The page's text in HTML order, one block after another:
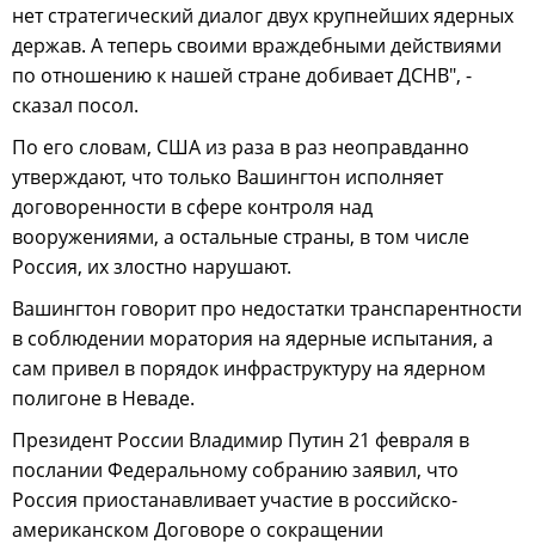
нет стратегический диалог двух крупнейших ядерных
держав. А теперь своими враждебными действиями
по отношению к нашей стране добивает ДСНВ", -
сказал посол.
По его словам, США из раза в раз неоправданно
утверждают, что только Вашингтон исполняет
договоренности в сфере контроля над
вооружениями, а остальные страны, в том числе
Россия, их злостно нарушают.
Вашингтон говорит про недостатки транспарентности
в соблюдении моратория на ядерные испытания, а
сам привел в порядок инфраструктуру на ядерном
полигоне в Неваде.
Президент России Владимир Путин 21 февраля в
послании Федеральному собранию заявил, что
Россия приостанавливает участие в российско-
американском Договоре о сокращении